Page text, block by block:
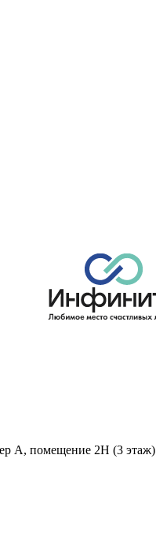
А, помещение 2Н (3 этаж)